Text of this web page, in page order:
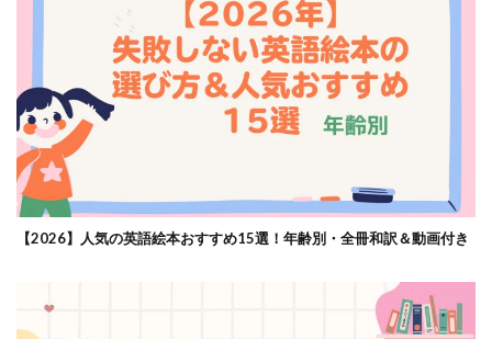
【2026】人気の英語絵本おすすめ15選！年齢別・全冊和訳＆動画付き